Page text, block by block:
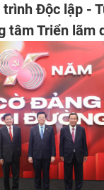
trình Độc lập -
tâm Triển lãm